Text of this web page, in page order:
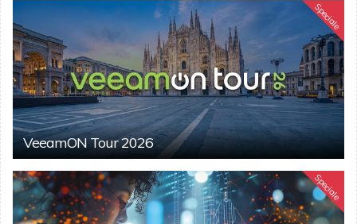
Speciale
VeeamON Tour 2026
Speciale